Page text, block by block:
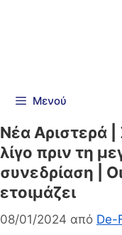
Μενού
Νέα Αριστερά
λίγο πριν τη
συνεδρίαση |
ετοιμάζει
08/01/2024 από De-